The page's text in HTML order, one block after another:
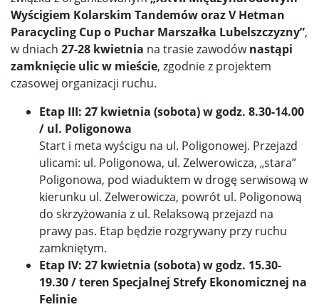
Wyścigiem Kolarskim Tandemów oraz V Hetman
Paracycling Cup o Puchar Marszałka Lubelszczyzny”,
w dniach 27-28 kwietnia na trasie zawodównastąpi
zamknięcie ulic w mieście, zgodnie z projektem
czasowej organizacji ruchu.
Etap III: 27 kwietnia (sobota) w godz. 8.30-14.00
/ ul. Poligonowa
Start i meta wyścigu na ul. Poligonowej. Przejazd
ulicami: ul. Poligonowa, ul. Zelwerowicza, „stara”
Poligonowa, pod wiaduktem w drogę serwisową w
kierunku ul. Zelwerowicza, powrót ul. Poligonową
do skrzyżowania z ul. Relaksową przejazd na
prawy pas. Etap będzie rozgrywany przy ruchu
zamkniętym.
Etap IV: 27 kwietnia (sobota) w godz. 15.30-
19.30 / teren Specjalnej Strefy Ekonomicznej na
Felinie